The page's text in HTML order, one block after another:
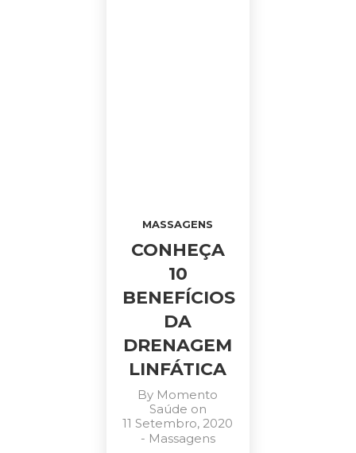
MASSAGENS
CONHEÇA
10
BENEFÍCIOS
DA
DRENAGEM
LINFÁTICA
By Momento
Saúde on
11 Setembro, 2020
- Massagens